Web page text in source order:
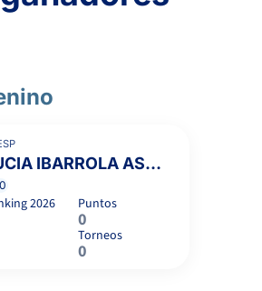
LUCIA IBARROLA ASENJO
2026 Puntos
0
Torneos
0